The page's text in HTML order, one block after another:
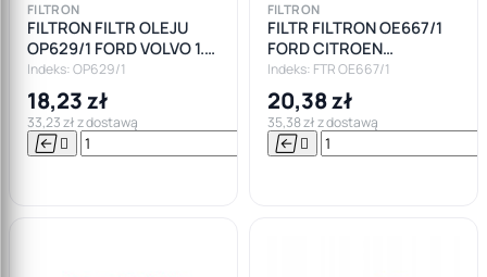
FILTRON
FILTRON FILTR OLEJU
OP629/1 FORD VOLVO 1.4
1.6
Indeks: OP629/1
18,23 zł
33,23 zł z dostawą
  

FILTRON
FILTR FILTRON OE667/1
FORD CITROEN
PEUGEOT MAZDA VOLVO
1.4 1.6D HDI
Indeks: FTR OE667/1
20,38 zł
35,38 zł z dostawą
 